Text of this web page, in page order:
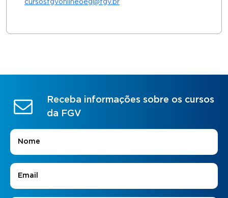
cursosfgvonlineoeg@fgv.br
Receba informações sobre os cursos
da FGV
Nome
E-mail